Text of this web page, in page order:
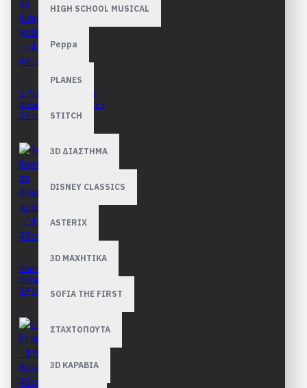
HIGH SCHOOL MUSICAL
Peppa
PLANES
STITCH
3D ΔΙΑΣΤΗΜΑ
DISNEY CLASSICS
ASTERIX
3D ΜΑΧΗΤΙΚΑ
SOFIA THE FIRST
ΣΤΑΧΤΟΠΟΥΤΑ
3D ΚΑΡΑΒΙΑ
1,7cm Κορνίζες σε
διάφορα χρώματα -
34 x 48cm
4cm Κορνίζες σε
διάφορα χρώματα -
34 x 48cm